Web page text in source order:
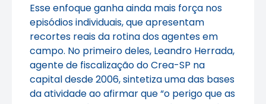
Esse enfoque ganha ainda mais força nos
episódios individuais, que apresentam
recortes reais da rotina dos agentes em
campo. No primeiro deles, Leandro Herrada,
agente de fiscalização do Crea-SP na
capital desde 2006, sintetiza uma das bases
da atividade ao afirmar que “o perigo que as